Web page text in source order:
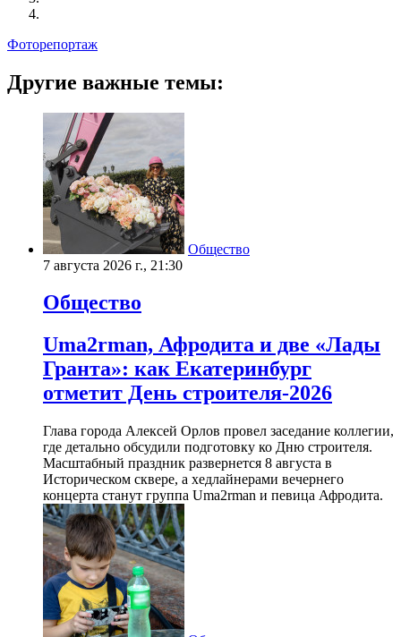
Фоторепортаж
Другие важные темы:
Общество
7 августа 2026 г., 21:30
Общество
Uma2rman, Афродита и две «Лады
Гранта»: как Екатеринбург
отметит День строителя-2026
Глава города Алексей Орлов провел заседание коллегии,
где детально обсудили подготовку ко Дню строителя.
Масштабный праздник развернется 8 августа в
Историческом сквере, а хедлайнерами вечернего
концерта станут группа Uma2rman и певица Афродита.